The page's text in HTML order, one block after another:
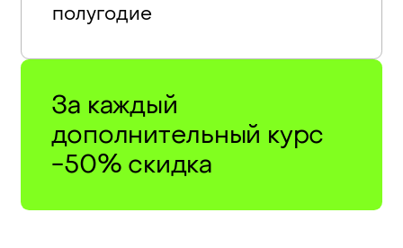
полугодие
За каждый
дополнительный курс
-50% скидка